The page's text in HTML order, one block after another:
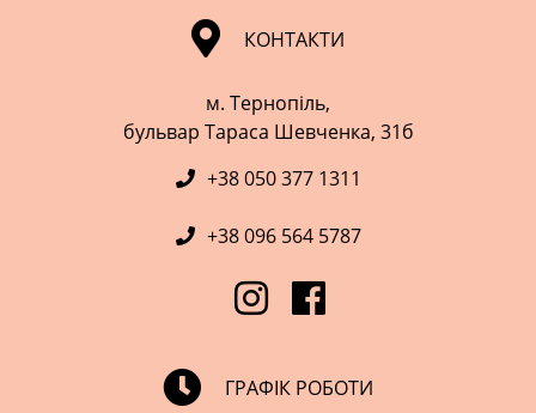
КОНТАКТИ
м. Тернопіль,
​​​​​​​бульвар Тараса Шевченка, 31б
+38 050 377 1311
+38 096 564 5787
ГРАФІК РОБОТИ